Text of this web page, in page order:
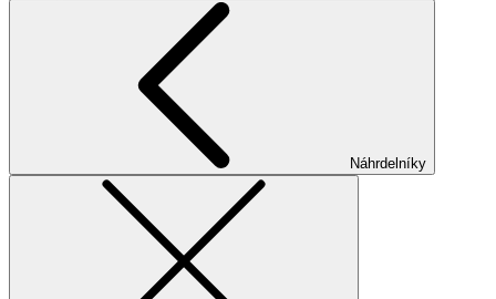
Náhrdelníky